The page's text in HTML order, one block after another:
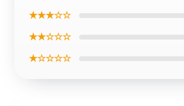
★★★☆☆
★★☆☆☆
★☆☆☆☆